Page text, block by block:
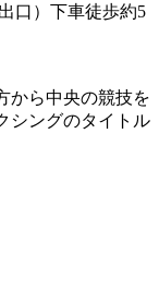
口）下車徒歩約5
から中央の競技を
シングのタイトル